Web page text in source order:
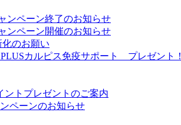
ンペーン終了のお知らせ
ンペーン開催のお知らせ
化のお願い
カルピス免疫サポート プレゼント！
トプレゼントのご案内
ペーンのお知らせ